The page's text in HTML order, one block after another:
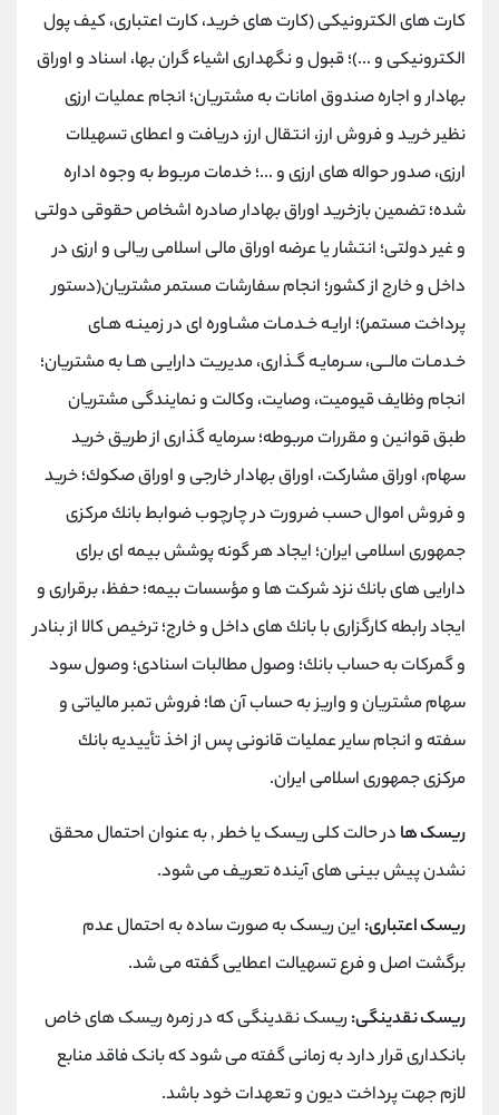
كارت های الكترونیكی (كارت های خرید، كارت اعتباری، كیف پول
الكترونیكی و ...)؛ قبول و نگهداری اشیاء گران بها، اسناد و اوراق
بهادار و اجاره صندوق امانات به مشتریان؛ انجام عملیات ارزی
نظیر خرید و فروش ارز، انتقال ارز، دریافت و اعطای تسهیلات
ارزی، صدور حواله های ارزی و ...؛ خدمات مربوط به وجوه اداره
شده؛ تضمین بازخرید اوراق بهادار صادره اشخاص حقوقی دولتی
و غیر دولتی؛ انتشار یا عرضه اوراق مالی اسلامی ریالی و ارزی در
داخل و خارج از كشور؛ انجام سفارشات مستمر مشتریان(دستور
پرداخت مستمر)؛ ارایـه خـدمـات مشـاوره ای در زمینـه هـای
خـدمـات مالــی، سـرمایـه گـذاری، مدیریت دارایـی هـا به مشتریان؛
انجام وظایف قیومیت، وصایت، وكالت و نمایندگی مشتریان
طبق قوانین و مقررات مربوطه؛ سرمایه گذاری از طریق خرید
سهام، اوراق مشاركت، اوراق بهادار خارجی و اوراق صكوك؛ خرید
و فروش اموال حسب ضرورت در چارچوب ضوابط بانك مركزی
جمهوری اسلامی ایران؛ ایجاد هر گونه پوشش بیمه ای برای
دارایی های بانك نزد شركت ها و مؤسسات بیمه؛ حفظ، برقراری و
ایجاد رابطه كارگزاری با بانك های داخل و خارج؛ ترخیص كالا از بنادر
و گمركات به حساب بانك؛ وصول مطالبات اسنادی؛ وصول سود
سهام مشتریان و واریز به حساب آن ها؛ فروش تمبر مالیاتی و
سفته و انجام سایر عملیات قانونی پس از اخذ تأییدیه بانك
مركزی جمهوری اسلامی ایران.
ریسک ها در حالت کلی ریسک یا خطر , به عنوان احتمال محقق
نشدن پیش بینی های آینده تعریف می شود.
ریسک اعتباری: این ریسک به صورت ساده به احتمال عدم
برگشت اصل و فرع تسهیالت اعطایی گفته می شد.
ریسک نقدینگی: ریسک نقدینگی که در زمره ریسک های خاص
بانکداری قرار دارد به زمانی گفته می شود که بانک فاقد منابع
لازم جهت پرداخت دیون و تعهدات خود باشد.